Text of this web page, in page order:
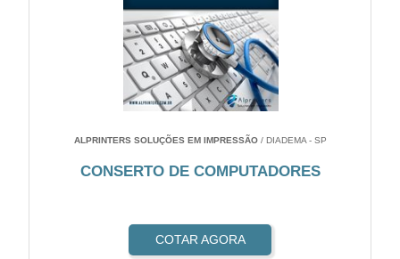
ALPRINTERS SOLUÇÕES EM IMPRESSÃO/ DIADEMA - SP
CONSERTO DE COMPUTADORES
COTAR AGORA